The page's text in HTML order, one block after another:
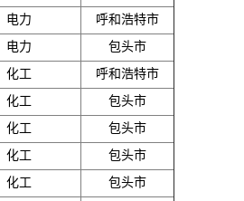
电力
呼和浩特市
电力
包头市
化工
呼和浩特市
化工
包头市
化工
包头市
化工
包头市
化工 包头市